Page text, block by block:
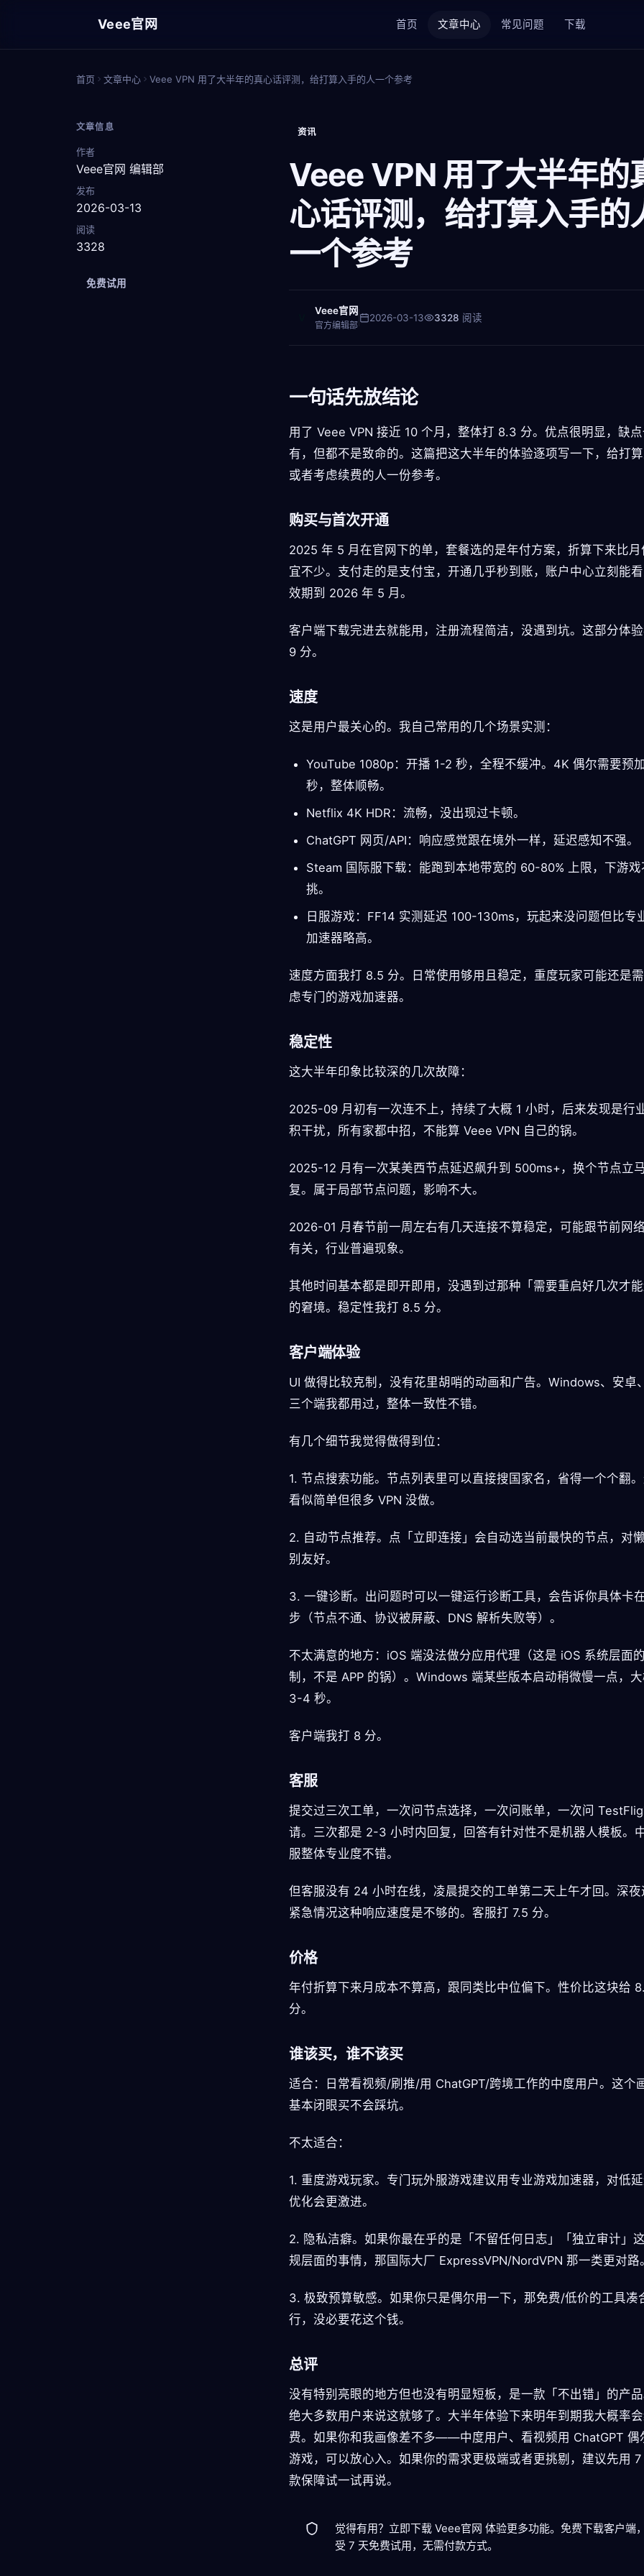
Veee官网 首页 文章中心 常见问题 下载
首页 文章中心 Veee VPN 用了大半年的真心话评测，给打算入手的人一个参考
文章信息
作者
Veee官网 编辑部
发布
2026-03-13
阅读
3328
免费试用
资讯
Veee VPN 用了大半年的
心话评测，给打算入手的
一个参考
Veee官网
官方编辑部
2026-03-13 3328 阅读
一句话先放结论
用了 Veee VPN 接近 10 个月，整体打 8.3 分。优点很明显，缺
有，但都不是致命的。这篇把这大半年的体验逐项写一下，给打
或者考虑续费的人一份参考。
购买与首次开通
2025 年 5 月在官网下的单，套餐选的是年付方案，折算下来比月
宜不少。支付走的是支付宝，开通几乎秒到账，账户中心立刻能
效期到 2026 年 5 月。
客户端下载完进去就能用，注册流程简洁，没遇到坑。这部分体
9 分。
速度
这是用户最关心的。我自己常用的几个场景实测：
YouTube 1080p：开播 1-2 秒，全程不缓冲。4K 偶尔需要预
秒，整体顺畅。
Netflix 4K HDR：流畅，没出现过卡顿。
ChatGPT 网页/API：响应感觉跟在境外一样，延迟感知不强。
Steam 国际服下载：能跑到本地带宽的 60-80% 上限，下游戏
挑。
日服游戏：FF14 实测延迟 100-130ms，玩起来没问题但比专
加速器略高。
速度方面我打 8.5 分。日常使用够用且稳定，重度玩家可能还是
虑专门的游戏加速器。
稳定性
这大半年印象比较深的几次故障：
2025-09 月初有一次连不上，持续了大概 1 小时，后来发现是行
积干扰，所有家都中招，不能算 Veee VPN 自己的锅。
2025-12 月有一次某美西节点延迟飙升到 500ms+，换个节点立
复。属于局部节点问题，影响不大。
2026-01 月春节前一周左右有几天连接不算稳定，可能跟节前网
有关，行业普遍现象。
其他时间基本都是即开即用，没遇到过那种「需要重启好几次才能
的窘境。稳定性我打 8.5 分。
客户端体验
UI 做得比较克制，没有花里胡哨的动画和广告。Windows、安卓
三个端我都用过，整体一致性不错。
有几个细节我觉得做得到位：
1. 节点搜索功能。节点列表里可以直接搜国家名，省得一个个翻
看似简单但很多 VPN 没做。
2. 自动节点推荐。点「立即连接」会自动选当前最快的节点，对
别友好。
3. 一键诊断。出问题时可以一键运行诊断工具，会告诉你具体卡
步（节点不通、协议被屏蔽、DNS 解析失败等）。
不太满意的地方：iOS 端没法做分应用代理（这是 iOS 系统层面
制，不是 APP 的锅）。Windows 端某些版本启动稍微慢一点，
3-4 秒。
客户端我打 8 分。
客服
提交过三次工单，一次问节点选择，一次问账单，一次问
请。三次都是 2-3 小时内回复，回答有针对性不是机器人模板。
服整体专业度不错。
但客服没有 24 小时在线，凌晨提交的工单第二天上午才回。深夜
紧急情况这种响应速度是不够的。客服打 7.5 分。
价格
年付折算下来月成本不算高，跟同类比中位偏下。性价比这块给
分。
谁该买，谁不该买
适合：日常看视频/刷推/用 ChatGPT/跨境工作的中度用户。这个
基本闭眼买不会踩坑。
不太适合：
1. 重度游戏玩家。专门玩外服游戏建议用专业游戏加速器，对低
优化会更激进。
2. 隐私洁癖。如果你最在乎的是「不留任何日志」「独立审计」
规层面的事情，那国际大厂 ExpressVPN/NordVPN 那一类更对路。
3. 极致预算敏感。如果你只是偶尔用一下，那免费/低价的工具凑
行，没必要花这个钱。
总评
没有特别亮眼的地方但也没有明显短板，是一款「不出错」的产
绝大多数用户来说这就够了。大半年体验下来明年到期我大概率
费。如果你和我画像差不多——中度用户、看视频用 ChatGPT 偶
游戏，可以放心入。如果你的需求更极端或者更挑剔，建议先用 7
款保障试一试再说。
觉得有用？立即下载 Veee官网 体验更多功能。 免费下载客户端
受 7 天免费试用，无需付款方式。